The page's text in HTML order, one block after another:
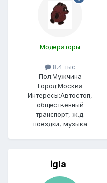
Модераторы
8.4 тыс
Пол:Мужчина
Город:Москва
Интересы:Автостоп,
общественный
транспорт, ж.д.
поездки, музыка
igla